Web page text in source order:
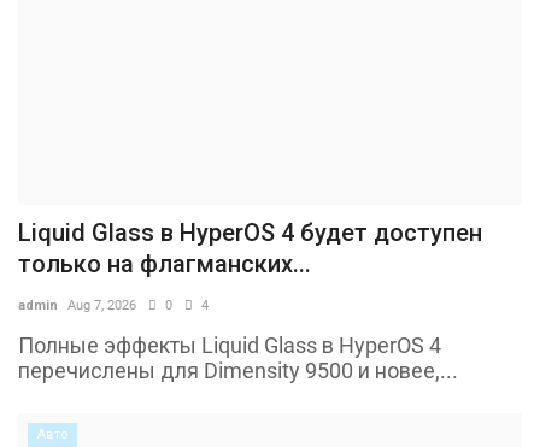
Liquid Glass в HyperOS 4 будет доступен
только на флагманских...
admin Aug 7, 2026 0 4
Полные эффекты Liquid Glass в HyperOS 4
перечислены для Dimensity 9500 и новее,...
Авто